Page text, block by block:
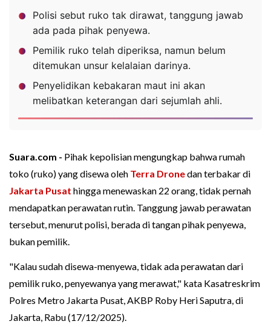
Polisi sebut ruko tak dirawat, tanggung jawab
ada pada pihak penyewa.
Pemilik ruko telah diperiksa, namun belum
ditemukan unsur kelalaian darinya.
Penyelidikan kebakaran maut ini akan
melibatkan keterangan dari sejumlah ahli.
Suara.com - Pihak kepolisian mengungkap bahwa rumah
toko (ruko) yang disewa oleh Terra Dronedan terbakar di
Jakarta Pusat hingga menewaskan 22 orang, tidak pernah
mendapatkan perawatan rutin. Tanggung jawab perawatan
tersebut, menurut polisi, berada di tangan pihak penyewa,
bukan pemilik.
"Kalau sudah disewa-menyewa, tidak ada perawatan dari
pemilik ruko, penyewanya yang merawat," kata Kasatreskrim
Polres Metro Jakarta Pusat, AKBP Roby Heri Saputra, di
Jakarta, Rabu (17/12/2025).